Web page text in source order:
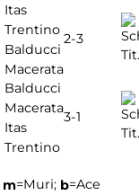
Itas
Trentino
Balducci
Macerata
2-3
Tit.
Balducci
Macerata
Itas
Trentino
3-1
Tit.
m=Muri; b=Ace